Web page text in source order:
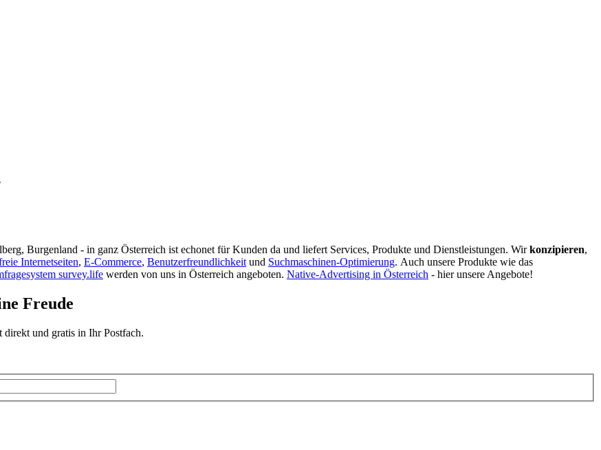
Burgenland - in ganz Österreich ist echonet für Kunden da und liefert Services, Produkte und Dienstleistungen. Wirkonzipieren,
Internetseiten, E-Commerce, Benutzerfreundlichkeit und Suchmaschinen-Optimierung. Auch unsere Produkte wie das
survey.life werden von uns in Österreich angeboten. Native-Advertising in Österreich - hier unsere Angebote!
Freude
direkt und gratis in Ihr Postfach.